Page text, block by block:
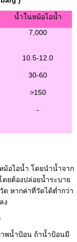
น้ำในหม้อไอน้ำ
7,000
10.5-12.0
30-60
>150
-
ม้อไอน้ำ โดยนำน้ำจาก
ยต้องปล่อยน้ำระบาย
ด หากค่าที่วัดได้ต่ำกว่า
ง
พน้ำป้อน ถ้าน้ำป้อนมี